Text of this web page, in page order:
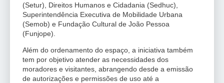
(Setur), Direitos Humanos e Cidadania (Sedhuc),
Superintendência Executiva de Mobilidade Urbana
(Semob) e Fundação Cultural de João Pessoa
(Funjope).
Além do ordenamento do espaço, a iniciativa também
tem por objetivo atender as necessidades dos
moradores e visitantes, abrangendo desde a emissão
de autorizações e permissões de uso até a